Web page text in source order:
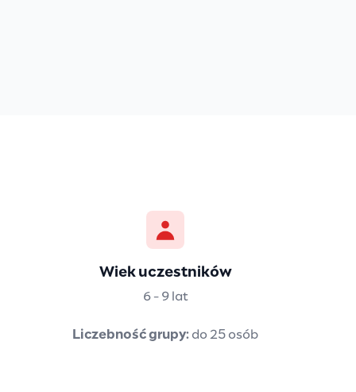
Wiek uczestników
6 - 9 lat
Liczebność grupy: do 25 osób